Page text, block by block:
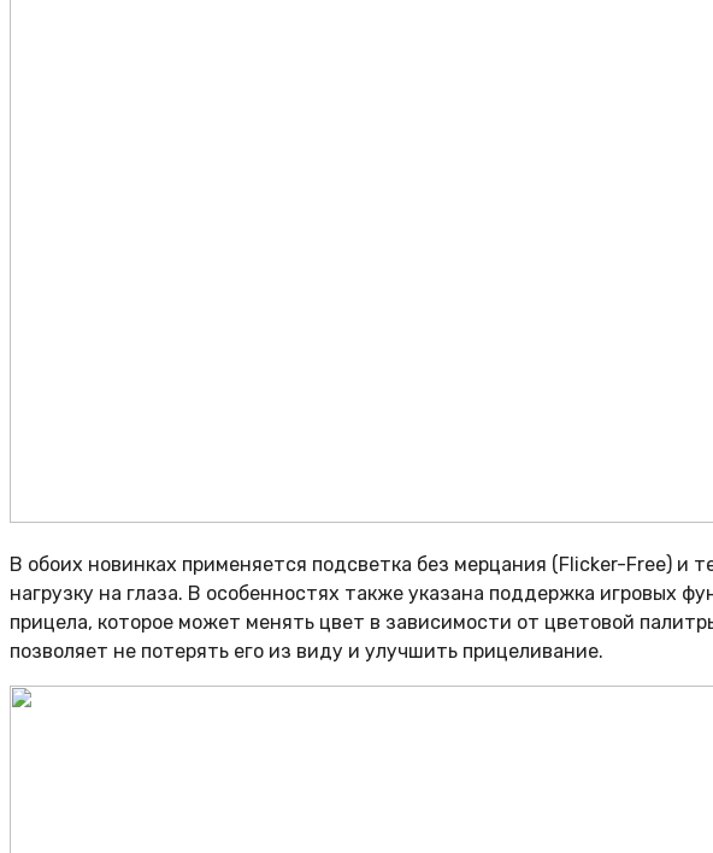
В обоих новинках применяется подсветка без мерцания (Flicker-Free) и
нагрузку на глаза. В особенностях также указана поддержка игровых
прицела, которое может менять цвет в зависимости от цветовой
позволяет не потерять его из виду и улучшить прицеливание.